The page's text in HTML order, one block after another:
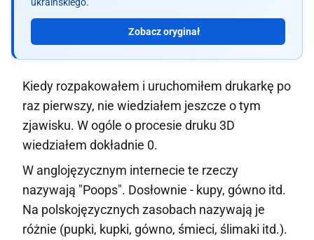
Zobacz oryginał
Kiedy rozpakowałem i uruchomiłem drukarkę po
raz pierwszy, nie wiedziałem jeszcze o tym
zjawisku. W ogóle o procesie druku 3D
wiedziałem dokładnie 0.
W anglojęzycznym internecie te rzeczy
nazywają "Poops". Dosłownie - kupy, gówno itd.
Na polskojęzycznych zasobach nazywają je
różnie (pupki, kupki, gówno, śmieci, ślimaki itd.).